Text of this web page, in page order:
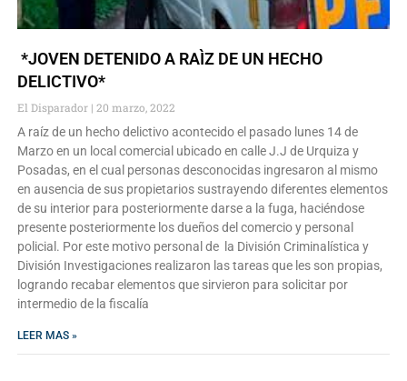
*JOVEN DETENIDO A RAÌZ DE UN HECHO
DELICTIVO*
El Disparador 20 marzo, 2022
A raíz de un hecho delictivo acontecido el pasado lunes 14 de
Marzo en un local comercial ubicado en calle J.J de Urquiza y
Posadas, en el cual personas desconocidas ingresaron al mismo
en ausencia de sus propietarios sustrayendo diferentes elementos
de su interior para posteriormente darse a la fuga, haciéndose
presente posteriormente los dueños del comercio y personal
policial. Por este motivo personal de la División Criminalística y
División Investigaciones realizaron las tareas que les son propias,
logrando recabar elementos que sirvieron para solicitar por
intermedio de la fiscalía
LEER MAS »